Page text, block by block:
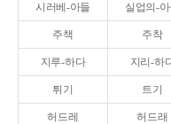
시러베-아들 실업의-아
주책 주착
지루-하다 지리-하
튀기 트기
허드레 허드래